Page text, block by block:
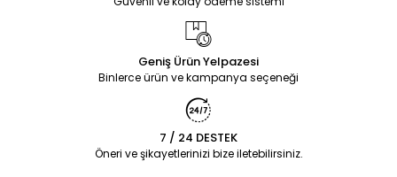
Geniş Ürün Yelpazesi
Binlerce ürün ve kampanya seçeneği
7 / 24 DESTEK
Öneri ve şikayetlerinizi bize iletebilirsiniz.